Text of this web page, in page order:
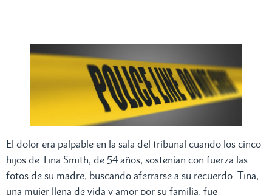
El dolor era palpable en la sala del tribunal cuando los cinco
hijos de Tina Smith, de 54 años, sostenían con fuerza las
fotos de su madre, buscando aferrarse a su recuerdo. Tina,
una mujer llena de vida y amor por su familia, fue